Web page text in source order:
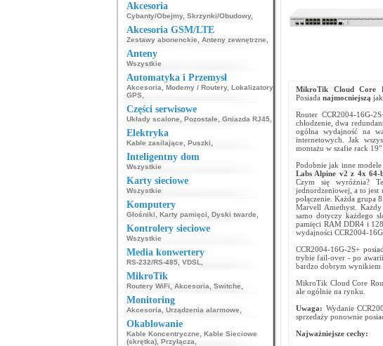
Akcesoria
Cybanty/Obejmy, Skrzynki/Obudowy,
Akcesoria GSM/LTE
Zestawy abonenckie Anteny zewnętrzne
Anteny
Wszystkie
Automatyka i Przemysł
Akcesoria Modemy / Routery, Lokalizatory
GPS,
Części serwisowe
Układy scalone Pozostałe Gniazda RJ45,
Elektryka
Kable zasilające Puszki
Inteligentny dom
Wszystkie
Karty sieciowe
Wszystkie
Komputery
Głośniki Karty pamięci Dyski twarde
Kontrolery sieciowe
Wszystkie
Media konwertery
RS-232/RS-485, VDSL
MikroTik
Routery WiFi Akcesoria Switche
Monitoring
Akcesoria Urządzenia alarmowe
Okablowanie
Kable Koncentryczne
Kable Sieciowe
(skrętka), Przyłącza
MikroTik Cloud Core
Posiada najmocniejszą
Router CCR2004-16G-
chłodzenie, dwa
ogólna wydajność na
internetowych. Jak
montażu w szafie rack 19"
Podobnie jak inne
Labs Alpine v2 z 4x 64-
Czym się wyróżnia?
jednordzeniowej, a to jest
połączenie. Każda grupa
Marvell Amethyst. Każdy
samo dotyczy każdego
pamięci RAM DDR4 i
wydajności CCR2004-
CCR2004-16G-2S+
trybie fail-over - po
bardzo dobrym wynikiem
MikroTik Cloud Core
ale ogólnie na rynku.
Uwaga: Wydanie
sprzedaży ponownie
Najważniejsze cechy: